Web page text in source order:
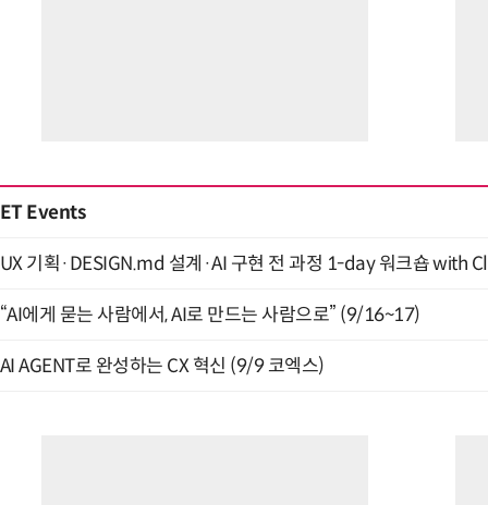
ET Events
UX 기획·DESIGN.md 설계·AI 구현 전 과정 1-day 워크숍 with
“AI에게 묻는 사람에서, AI로 만드는 사람으로” (9/16~17)
AI AGENT로 완성하는 CX 혁신 (9/9 코엑스)